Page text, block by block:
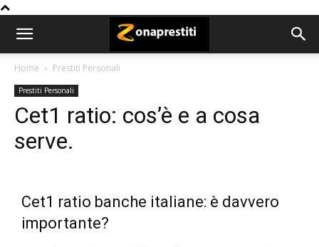
Home Prestiti Personali
Prestiti Personali
Cet1 ratio: cos’è e a cosa
serve.
Cet1 ratio banche italiane: è davvero
importante?